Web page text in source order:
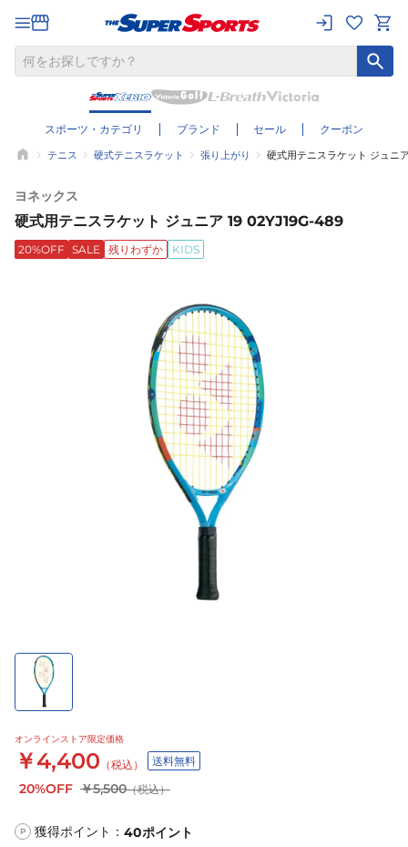
スポーツ・カテゴリ ブランド セール クーポン
テニス 硬式テニスラケット 張り上がり 硬式用テニスラケット ジュニ
ヨネックス
硬式用テニスラケット ジュニア 19 02YJ19G-489
20%OFF SALE 残りわずか KIDS
オンラインストア限定価格
￥4,400 （税込） 送料無料
20%OFF ￥5,500（税込）
P 獲得ポイント： 40ポイント